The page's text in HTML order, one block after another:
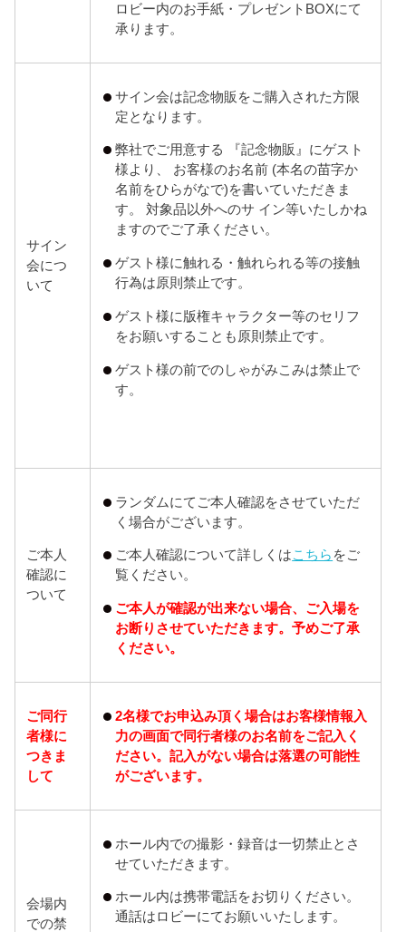
ロビー内のお手紙・プレゼントBOXにて
承ります。
サイン
会につ
いて
サイン会は記念物販をご購入された方限
定となります。
弊社でご用意する 『記念物販』にゲスト
様より、 お客様のお名前 (本名の苗字か
名前をひらがなで)を書いていただきま
す。 対象品以外へのサ イン等いたしかね
ますのでご了承ください。
ゲスト様に触れる・触れられる等の接触
行為は原則禁止です。
ゲスト様に版権キャラクター等のセリフ
をお願いすることも原則禁止です。
ゲスト様の前でのしゃがみこみは禁止で
す。
ご本人
確認に
ついて
ランダムにてご本人確認をさせていただ
く場合がございます。
ご本人確認について詳しくはこちら をご
覧ください。
ご本人が確認が出来ない場合、ご入場を
お断りさせていただきます。予めご了承
ください。
ご同行
者様に
つきま
して
2名様でお申込み頂く場合はお客様情報入
力の画面で同行者様のお名前をご記入く
ださい。記入がない場合は落選の可能性
がございます。
会場内
での禁
ホール内での撮影・録音は一切禁止とさ
せていただきます。
ホール内は携帯電話をお切りください。
通話はロビーにてお願いいたします。